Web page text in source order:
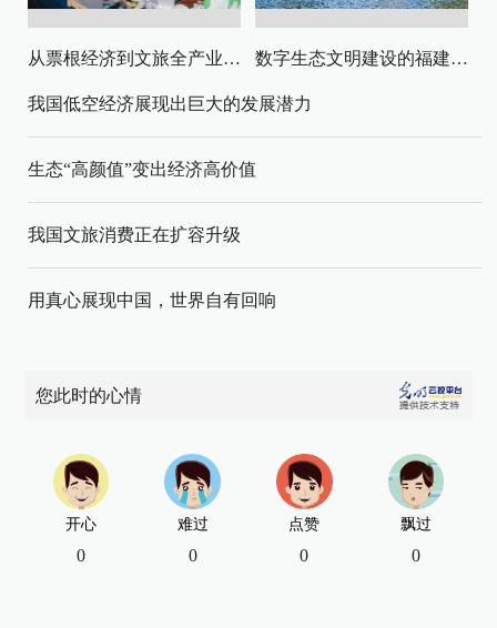
从票根经济到文旅全产业链升级 数字生态文明建设的福建路径与启示
我国低空经济展现出巨大的发展潜力
生态“高颜值”变出经济高价值
我国文旅消费正在扩容升级
用真心展现中国，世界自有回响
您此时的心情
开心
0
难过
0
点赞
0
飘过
0